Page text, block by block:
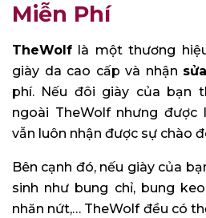
Miễn Phí
TheWolf là một thương
giày da cao cấp và nhận
phí. Nếu đôi giày của bạn
ngoài TheWolf nhưng
vẫn luôn nhận được sự chào
Bên cạnh đó, nếu giày của
sinh như bung chỉ, bung
nhăn nứt,… TheWolf đều có